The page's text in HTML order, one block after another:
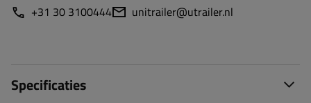
+31 30 3100444 unitrailer@utrailer.nl
Specificaties